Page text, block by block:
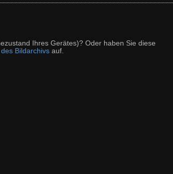
Ihres Gerätes)? Oder haben Sie diese
Bildarchivs auf.